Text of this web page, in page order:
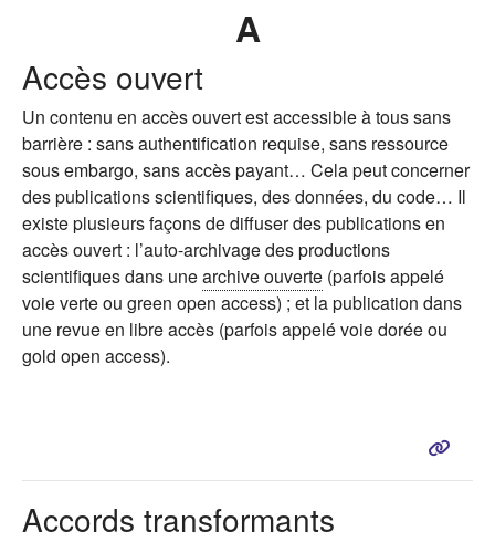
A
Accès ouvert
Un contenu en accès ouvert est accessible à tous sans
barrière : sans authentification requise, sans ressource
sous embargo, sans accès payant… Cela peut concerner
des publications scientifiques, des données, du code… Il
existe plusieurs façons de diffuser des publications en
accès ouvert : l’auto-archivage des productions
scientifiques dans unearchive ouverte (parfois appelé
voie verte ou green open access) ; et la publication dans
une revue en libre accès (parfois appelé voie dorée ou
gold open access).
Accords transformants